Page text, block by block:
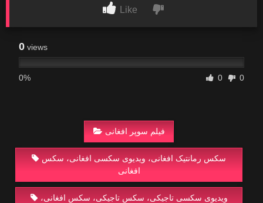
Like
0 views
0% 0 0
فیلم سوپر افغانی
سکس رمانتیک افغانی، ویدیوی سکسی افغانی، سکس
افغانی
ویدیوی سکسی تاجیکی، سکس تاجیکی، سکس افغانی،